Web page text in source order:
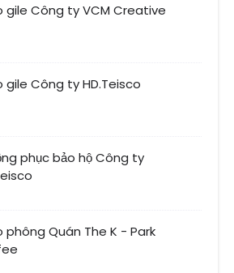
gile Công ty VCM Creative
gile Công ty HD.Teisco
phục bảo hộ Công ty
phông Quán The K - Park